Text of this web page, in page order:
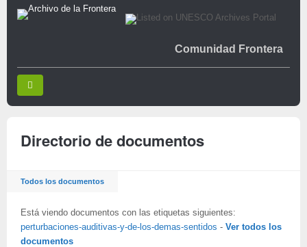
Comunidad Frontera
Directorio de documentos
Todos los documentos
Está viendo documentos con las etiquetas siguientes:
perturbaciones-auditivas-y-de-los-demas-sentidos - Ver todos los
documentos